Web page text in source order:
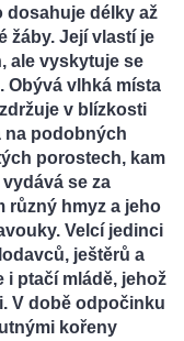
dosahuje délky až
žáby. Její vlastí je
ale vyskytuje se
Obývá vlhká místa
v blízkosti
na podobných
porostech, kam
se za
různý hmyz a jeho
Velcí jedinci
ještěrů a
i ptačí mládě, jehož
V době odpočinku
kořeny